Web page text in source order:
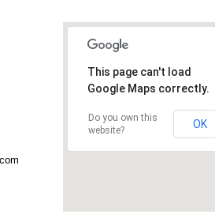
This page can't load
Google Maps correctly.
Do you own this
website?
OK